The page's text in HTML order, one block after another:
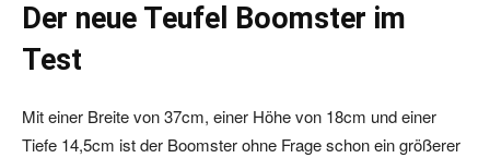
Der neue Teufel Boomster im
Test
Mit einer Breite von 37cm, einer Höhe von 18cm und einer
Tiefe 14,5cm ist der Boomster ohne Frage schon ein größerer